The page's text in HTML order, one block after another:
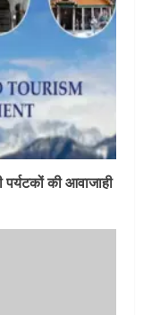
की आवाजाही